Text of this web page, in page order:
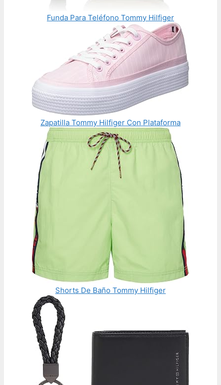
Funda Para Teléfono Tommy Hilfiger
Zapatilla Tommy Hilfiger Con Plataforma
Shorts De Baño Tommy Hilfiger